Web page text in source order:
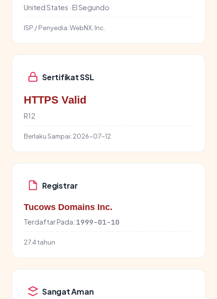
United States · El Segundo
ISP / Penyedia:WebNX, Inc.
Sertifikat SSL
HTTPS Valid
R12
Berlaku Sampai: 2026-07-12
Registrar
Tucows Domains Inc.
Terdaftar Pada: 1999-01-10
27.4 tahun
Sangat Aman